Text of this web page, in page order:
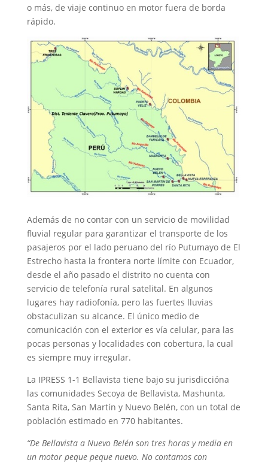
o más, de viaje continuo en motor fuera de borda
rápido.
Además de no contar con un servicio de movilidad
fluvial regular para garantizar el transporte de los
pasajeros por el lado peruano del río Putumayo de El
Estrecho hasta la frontera norte límite con Ecuador,
desde el año pasado el distrito no cuenta con
servicio de telefonía rural satelital. En algunos
lugares hay radiofonía, pero las fuertes lluvias
obstaculizan su alcance. El único medio de
comunicación con el exterior es vía celular, para las
pocas personas y localidades con cobertura, la cual
es siempre muy irregular.
La IPRESS 1-1 Bellavista tiene bajo su jurisdiccióna
las comunidades Secoya de Bellavista, Mashunta,
Santa Rita, San Martín y Nuevo Belén, con un total de
población estimado en 770 habitantes.
“De Bellavista a Nuevo Belén son tres horas y media en
un motor peque peque nuevo. No contamos con